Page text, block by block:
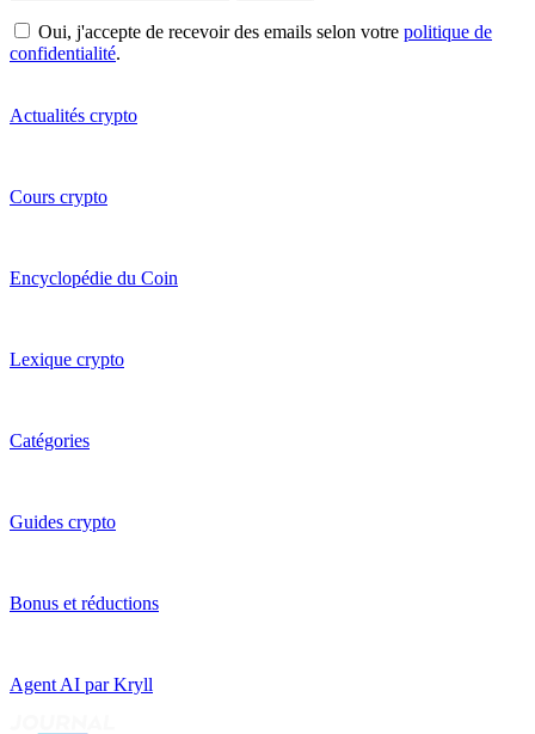
Oui, j'accepte de recevoir des emails selon votre politique de
confidentialité.
Actualités crypto
Cours crypto
Encyclopédie du Coin
Lexique crypto
Catégories
Guides crypto
Bonus et réductions
Agent AI par Kryll